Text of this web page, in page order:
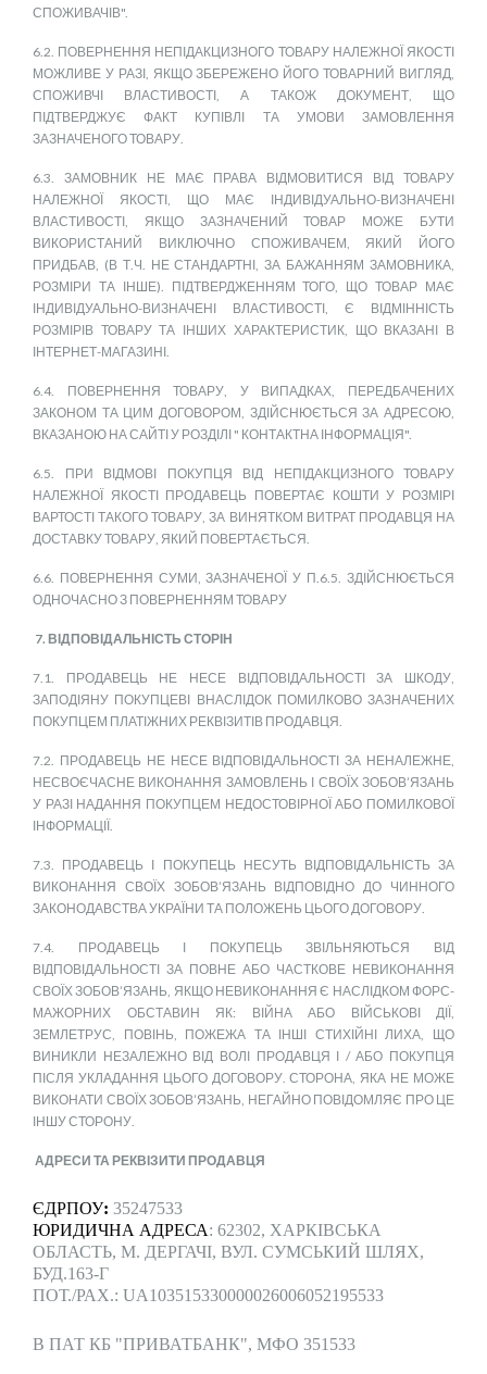
СПОЖИВАЧІВ".
6.2. ПОВЕРНЕННЯ НЕПІДАКЦИЗНОГО ТОВАРУ НАЛЕЖНОЇ ЯКОСТІ
МОЖЛИВЕ У РАЗІ, ЯКЩО ЗБЕРЕЖЕНО ЙОГО ТОВАРНИЙ ВИГЛЯД,
СПОЖИВЧІ ВЛАСТИВОСТІ, А ТАКОЖ ДОКУМЕНТ, ЩО
ПІДТВЕРДЖУЄ ФАКТ КУПІВЛІ ТА УМОВИ ЗАМОВЛЕННЯ
ЗАЗНАЧЕНОГО ТОВАРУ.
6.3. ЗАМОВНИК НЕ МАЄ ПРАВА ВІДМОВИТИСЯ ВІД ТОВАРУ
НАЛЕЖНОЇ ЯКОСТІ, ЩО МАЄ ІНДИВІДУАЛЬНО-ВИЗНАЧЕНІ
ВЛАСТИВОСТІ, ЯКЩО ЗАЗНАЧЕНИЙ ТОВАР МОЖЕ БУТИ
ВИКОРИСТАНИЙ ВИКЛЮЧНО СПОЖИВАЧЕМ, ЯКИЙ ЙОГО
ПРИДБАВ, (В Т.Ч. НЕ СТАНДАРТНІ, ЗА БАЖАННЯМ ЗАМОВНИКА,
РОЗМІРИ ТА ІНШЕ). ПІДТВЕРДЖЕННЯМ ТОГО, ЩО ТОВАР МАЄ
ІНДИВІДУАЛЬНО-ВИЗНАЧЕНІ ВЛАСТИВОСТІ, Є ВІДМІННІСТЬ
РОЗМІРІВ ТОВАРУ ТА ІНШИХ ХАРАКТЕРИСТИК, ЩО ВКАЗАНІ В
ІНТЕРНЕТ-МАГАЗИНІ.
6.4. ПОВЕРНЕННЯ ТОВАРУ, У ВИПАДКАХ, ПЕРЕДБАЧЕНИХ
ЗАКОНОМ ТА ЦИМ ДОГОВОРОМ, ЗДІЙСНЮЄТЬСЯ ЗА АДРЕСОЮ,
ВКАЗАНОЮ НА САЙТІ У РОЗДІЛІ " КОНТАКТНА ІНФОРМАЦІЯ".
6.5. ПРИ ВІДМОВІ ПОКУПЦЯ ВІД НЕПІДАКЦИЗНОГО ТОВАРУ
НАЛЕЖНОЇ ЯКОСТІ ПРОДАВЕЦЬ ПОВЕРТАЄ КОШТИ У РОЗМІРІ
ВАРТОСТІ ТАКОГО ТОВАРУ, ЗА ВИНЯТКОМ ВИТРАТ ПРОДАВЦЯ НА
ДОСТАВКУ ТОВАРУ, ЯКИЙ ПОВЕРТАЄТЬСЯ.
6.6. ПОВЕРНЕННЯ СУМИ, ЗАЗНАЧЕНОЇ У П.6.5. ЗДІЙСНЮЄТЬСЯ
ОДНОЧАСНО З ПОВЕРНЕННЯМ ТОВАРУ
7. ВІДПОВІДАЛЬНІСТЬ СТОРІН
7.1. ПРОДАВЕЦЬ НЕ НЕСЕ ВІДПОВІДАЛЬНОСТІ ЗА ШКОДУ,
ЗАПОДІЯНУ ПОКУПЦЕВІ ВНАСЛІДОК ПОМИЛКОВО ЗАЗНАЧЕНИХ
ПОКУПЦЕМ ПЛАТІЖНИХ РЕКВІЗИТІВ ПРОДАВЦЯ.
7.2. ПРОДАВЕЦЬ НЕ НЕСЕ ВІДПОВІДАЛЬНОСТІ ЗА НЕНАЛЕЖНЕ,
НЕСВОЄЧАСНЕ ВИКОНАННЯ ЗАМОВЛЕНЬ І СВОЇХ ЗОБОВ’ЯЗАНЬ
У РАЗІ НАДАННЯ ПОКУПЦЕМ НЕДОСТОВІРНОЇ АБО ПОМИЛКОВОЇ
ІНФОРМАЦІЇ.
7.3. ПРОДАВЕЦЬ І ПОКУПЕЦЬ НЕСУТЬ ВІДПОВІДАЛЬНІСТЬ ЗА
ВИКОНАННЯ СВОЇХ ЗОБОВ’ЯЗАНЬ ВІДПОВІДНО ДО ЧИННОГО
ЗАКОНОДАВСТВА УКРАЇНИ ТА ПОЛОЖЕНЬ ЦЬОГО ДОГОВОРУ.
7.4. ПРОДАВЕЦЬ І ПОКУПЕЦЬ ЗВІЛЬНЯЮТЬСЯ ВІД
ВІДПОВІДАЛЬНОСТІ ЗА ПОВНЕ АБО ЧАСТКОВЕ НЕВИКОНАННЯ
СВОЇХ ЗОБОВ’ЯЗАНЬ, ЯКЩО НЕВИКОНАННЯ Є НАСЛІДКОМ ФОРС-
МАЖОРНИХ ОБСТАВИН ЯК: ВІЙНА АБО ВІЙСЬКОВІ ДІЇ,
ЗЕМЛЕТРУС, ПОВІНЬ, ПОЖЕЖА ТА ІНШІ СТИХІЙНІ ЛИХА, ЩО
ВИНИКЛИ НЕЗАЛЕЖНО ВІД ВОЛІ ПРОДАВЦЯ І / АБО ПОКУПЦЯ
ПІСЛЯ УКЛАДАННЯ ЦЬОГО ДОГОВОРУ. СТОРОНА, ЯКА НЕ МОЖЕ
ВИКОНАТИ СВОЇХ ЗОБОВ’ЯЗАНЬ, НЕГАЙНО ПОВІДОМЛЯЄ ПРО ЦЕ
ІНШУ СТОРОНУ.
АДРЕСИ ТА РЕКВІЗИТИ ПРОДАВЦЯ
ЄДРПОУ: 35247533
ЮРИДИЧНА АДРЕСА: 62302, ХАРКІВСЬКА
ОБЛАСТЬ, М. ДЕРГАЧІ, ВУЛ. СУМСЬКИЙ ШЛЯХ,
БУД.163-Г
ПОТ./РАХ.: UA103515330000026006052195533
В ПАТ КБ "ПРИВАТБАНК", МФО 351533